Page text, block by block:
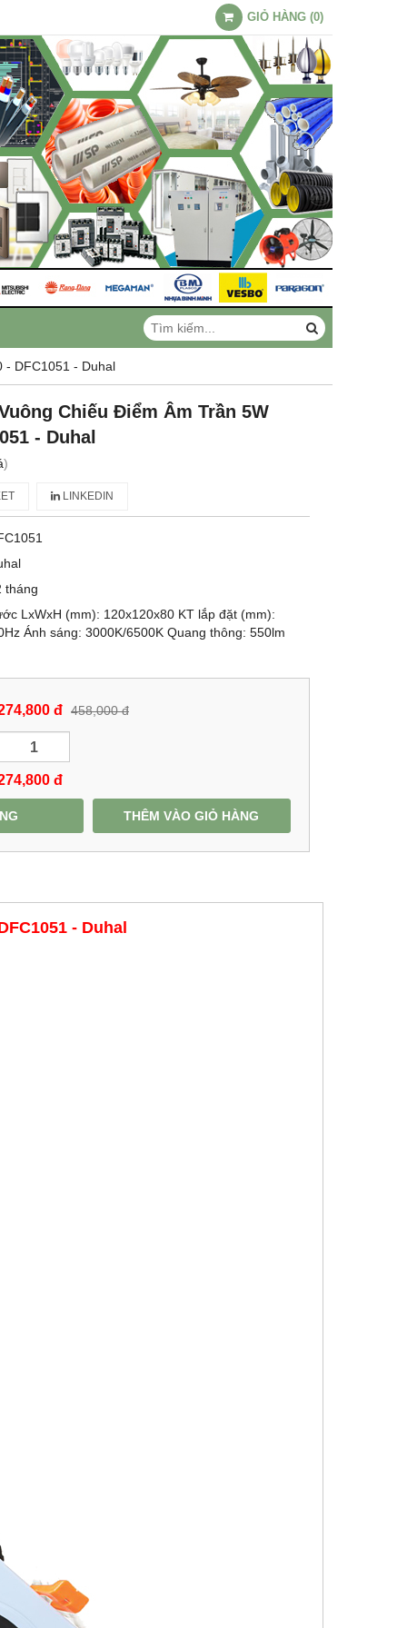
GIỎ HÀNG (0)
- DFC1051 - Duhal
Chiếu Điểm Âm Trần 5W
- Duhal
)
LINKEDIN
tháng
LxWxH (mm): 120x120x80 KT lắp đặt (mm):
Ánh sáng: 3000K/6500K Quang thông: 550lm
đ 458,000 đ
đ
THÊM VÀO GIỎ HÀNG
- Duhal